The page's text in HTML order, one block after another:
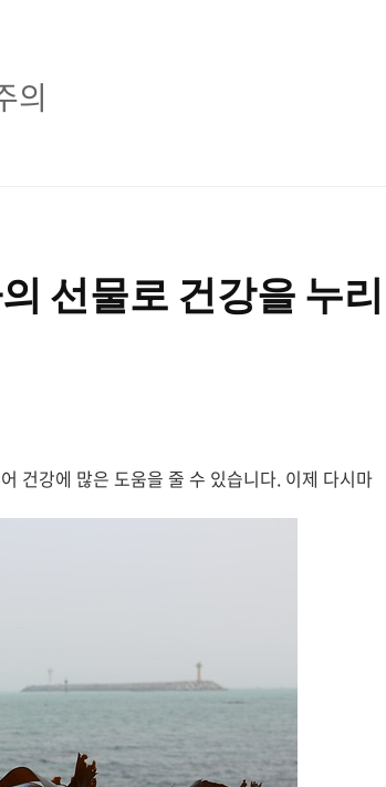
의
선물로 건강을 누리
건강에 많은 도움을 줄 수 있습니다. 이제 다시마